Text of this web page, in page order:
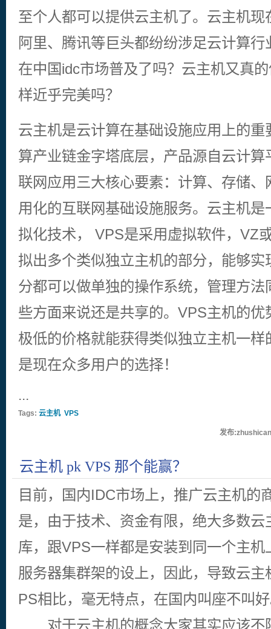
至个人都可以提供云主机了。云主机
阿里、腾讯等巨头都纷纷涉足云计算
在中国idc市场普及了吗？云主机又真
样近乎完美吗？
云主机是云计算在基础设施应用上的
算产业链金字塔底层，产品源自云计
联网应用三大核心要素：计算、存储
用化的互联网基础设施服务。云主机
拟化技术， VPS是采用虚拟软件，VZ
拟出多个类似独立主机的部分，能够
分都可以做单独的操作系统，管理方
些方面来说还是共享的。VPS主机的
极低的价格就能获得类似独立主机一
是现在众多用户的选择！
...
Tags: 云主机 VPS
发布
云主机 pk VPS 那个能赢？
目前，国内IDC市场上，推广云主机的
是，由于技术、资金有限，绝大多数
库，跟VPS一样都是安装到同一个主
服务器集群架的设上，因此，导致云
PS相比，毫无特点，在国内叫座不叫
对于云主机的概念大家其实应该不